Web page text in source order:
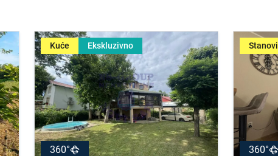
Kuće Ekskluzivno
360°
Stanovi
360°